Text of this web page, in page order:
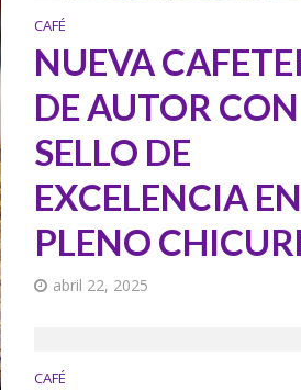
CAFÉ
NUEVA
DE AUTOR CON
SELLO DE
EXCELENCIA EN
PLENO
abril 22, 2025
CAFÉ